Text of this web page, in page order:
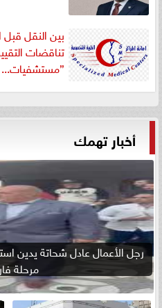
بين النقل قبل
تناقضات
”مستشفيات...
أخبار تهمك
رجل الأعمال عادل شحاتة يدين
مرحلة